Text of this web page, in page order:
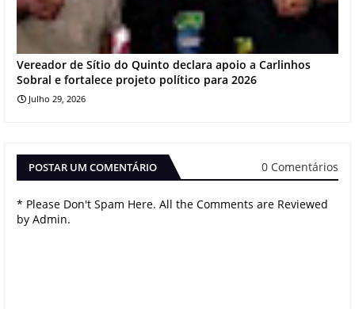
Vereador de Sítio do Quinto declara apoio a Carlinhos
Sobral e fortalece projeto político para 2026
Julho 29, 2026
POSTAR UM COMENTÁRIO 0 Comentários
* Please Don't Spam Here. All the Comments are Reviewed
by Admin.